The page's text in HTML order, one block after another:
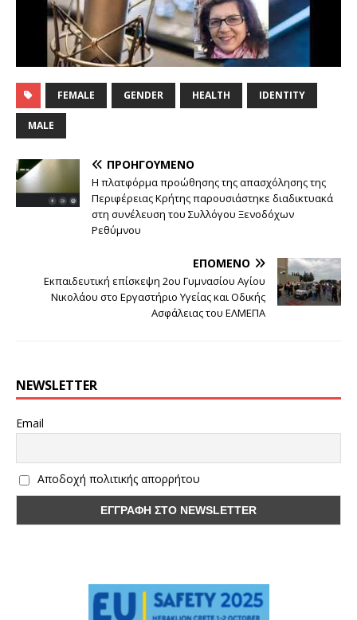
FEMALE GENDER HEALTH IDENTITY
MALE
ΠΡΟΗΓΟΎΜΕΝΟ
Η πλατφόρμα προώθησης της απασχόλησης της
Περιφέρειας Κρήτης παρουσιάστηκε διαδικτυακά
στη συνέλευση του Συλλόγου Ξενοδόχων
Ρεθύμνου
ΕΠΌΜΕΝΟ
Εκπαιδευτική επίσκεψη 2ου Γυμνασίου Αγίου
Νικολάου στο Εργαστήριο Υγείας και Οδικής
Ασφάλειας του ΕΛΜΕΠΑ
NEWSLETTER
Email
Αποδοχή πολιτικής απορρήτου